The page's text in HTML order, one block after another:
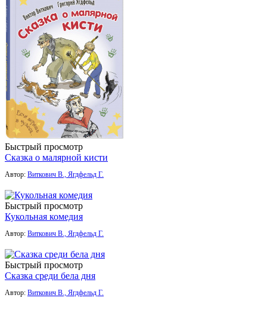
Быстрый просмотр
Сказка о малярной кисти
Автор: Виткович В., Ягдфельд Г.
Быстрый просмотр
Кукольная комедия
Автор: Виткович В., Ягдфельд Г.
Быстрый просмотр
Сказка среди бела дня
Автор: Виткович В., Ягдфельд Г.